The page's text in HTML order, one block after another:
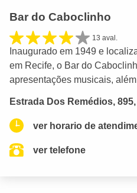
Bar do Caboclinho
13 aval.
Inaugurado em 1949 e
em Recife, o Bar do
apresentações musicais,
Estrada Dos Remédios,
ver horario de
ver telefone